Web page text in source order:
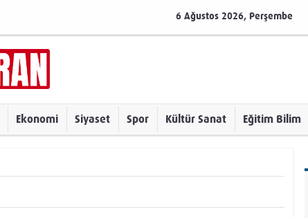
6 Ağustos 2026, Perşembe
Ekonomi Siyaset Spor Kültür Sanat Eğitim Bilim